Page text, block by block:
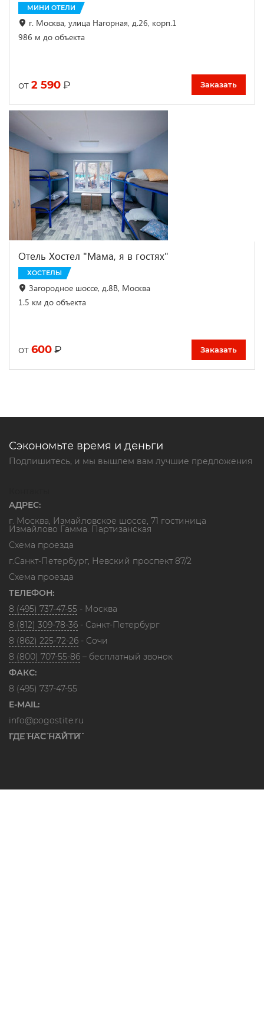
МИНИ ОТЕЛИ
г. Москва, улица Нагорная, д.26, корп.1
986 м до объекта
от 2 590 ₽ Заказать
Отель Хостел "Мама, я в гостях"
ХОСТЕЛЫ
Загородное шоссе, д.8В, Москва
1.5 км до объекта
от 600 ₽ Заказать
Сэкономьте время и деньги
Подпишитесь, и мы вышлем вам лучшие предложения
АДРЕС:
г. Москва, Измайловское шоссе, 71 гостиница
Измайлово Гамма. Партизанская
Схема проезда
г.Санкт-Петербург, Невский проспект 87/2
Схема проезда
ТЕЛЕФОН:
8 (495) 737-47-55 - Москва
8 (812) 309-78-36 - Санкт-Петербург
8 (862) 225-72-26 - Сочи
8 (800) 707-55-86 – бесплатный звонок
ФАКС:
8 (495) 737-47-55
E-MAIL:
info@pogostite.ru
ГДЕ НАС НАЙТИ